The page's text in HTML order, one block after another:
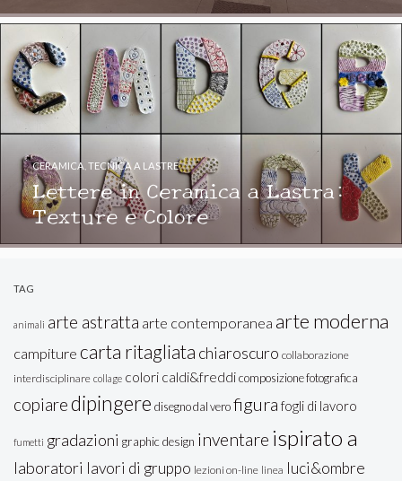
Lettere in Ceramica a Lastra:
Texture e Colore
CERAMICA TECNICA A LASTRE
TAG
animali arte astratta arte contemporanea arte moderna
campiture carta ritagliata chiaroscuro collaborazione
interdisciplinare collage colori caldi&freddicomposizione fotografica
copiaredipingere disegno dal verofigura fogli di lavoro
fumetti gradazioni graphic design inventare ispirato a
laboratori lavori di gruppo lezioni on-line linea luci&ombre